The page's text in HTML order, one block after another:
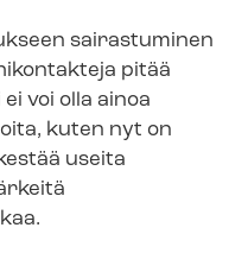
sairastuminen
pitää
voi olla ainoa
kuten nyt on
useita